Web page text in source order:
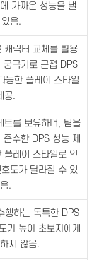
가까운 성능을 낼
음.
캐릭터 교체를 활용
궁극기로 근접 DPS
능한 플레이 스타일
공.
트를 보유하며, 팀을
수한 DPS 성능 제
플레이 스타일로 인
도가 달라질 수 있
음.
행하는 독특한 DPS
가 높아 초보자에게
지 않음.